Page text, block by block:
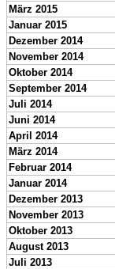
März 2015
Januar 2015
Dezember 2014
November 2014
Oktober 2014
September 2014
Juli 2014
Juni 2014
April 2014
März 2014
Februar 2014
Januar 2014
Dezember 2013
November 2013
Oktober 2013
August 2013
Juli 2013